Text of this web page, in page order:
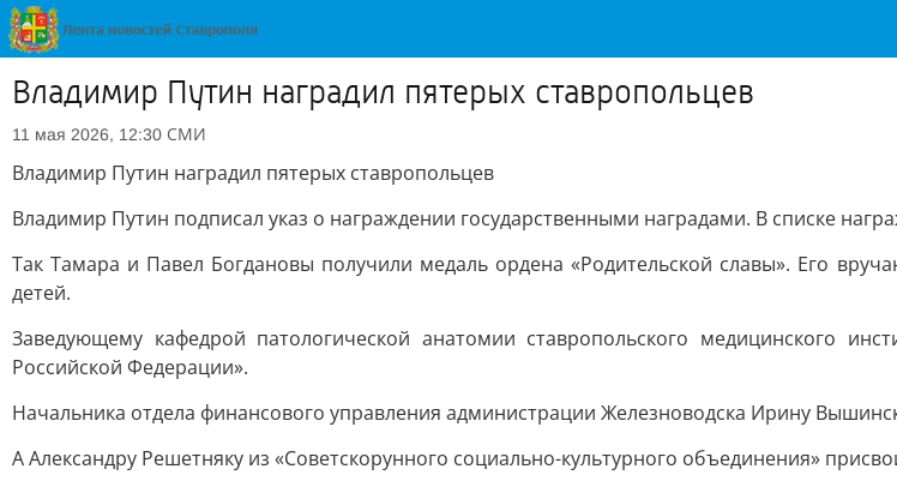
Владимир Путин наградил пятерых ставропольцев
11 мая 2026, 12:30 СМИ
Владимир Путин наградил пятерых ставропольцев
Владимир Путин подписал указ о награждении государственными наградами. В списке
Так Тамара и Павел Богдановы получили медаль ордена «Родительской славы». Его
детей.
Заведующему кафедрой патологической анатомии ставропольского медицинского
Российской Федерации».
Начальника отдела финансового управления администрации Железноводска Ирину
А Александру Решетняку из «Советскорунного социально-культурного объединения»